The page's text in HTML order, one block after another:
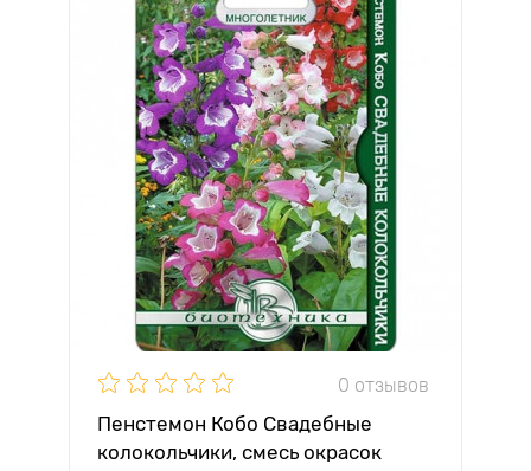
0 отзывов
Пенстемон Кобо Свадебные
колокольчики, смесь окрасок